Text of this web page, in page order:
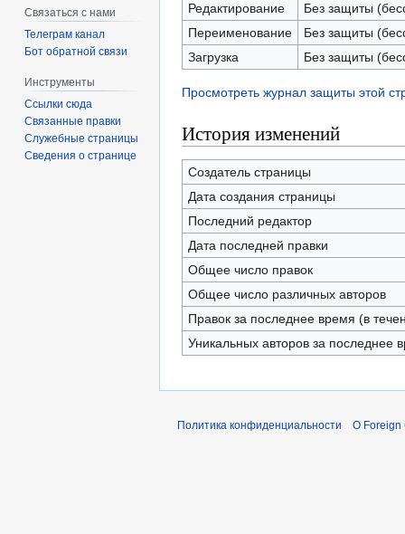
Редактирование
Без защиты
Переименование
Без защиты
Загрузка
Без защиты
Просмотреть журнал защиты этой
История изменений
Создатель страницы
Дата создания страницы
Последний редактор
Дата последней правки
Общее число правок
Общее число различных авторов
Правок за последнее время (в
Уникальных авторов за последнее
Связаться с нами
Телеграм канал
Бот обратной связи
Инструменты
Ссылки сюда
Связанные правки
Служебные страницы
Сведения о странице
Политика конфиденциальности О Foreign